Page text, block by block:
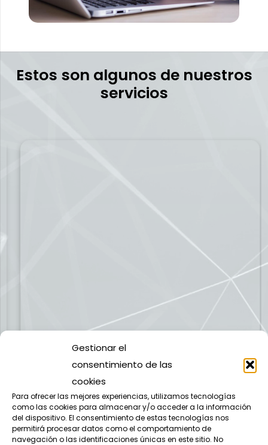
Gestionar el
consentimiento de las
cookies
Para ofrecer las mejores experiencias, utilizamos tecnologías
como las cookies para almacenar y/o acceder a la información
del dispositivo. El consentimiento de estas tecnologías nos
permitirá procesar datos como el comportamiento de
navegación o las identificaciones únicas en este sitio. No
Estos son algunos de nuestros
servicios